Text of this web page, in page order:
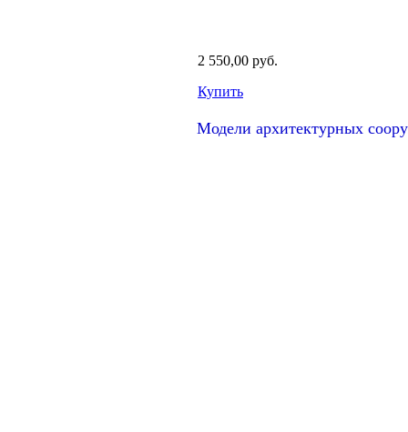
2 550,00 руб.
Купить
Модели архитектурных